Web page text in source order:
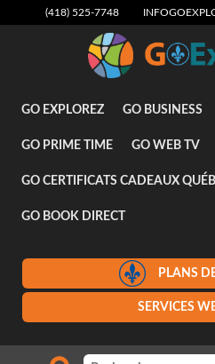
(418) 525-7748
GO EXPLOREZ GO BUSINESS
GO PRIME TIME GO WEB TV
GO CERTIFICATS CADEAUX
GO BOOK DIRECT
PLANS
SERVICES